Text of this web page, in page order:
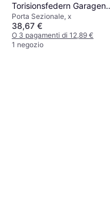
Torisionsfedern Garagen
Sektionaltore
Porta Sezionale, x
38,67 €
O 3 pagamenti di 12,89 €
1 negozio